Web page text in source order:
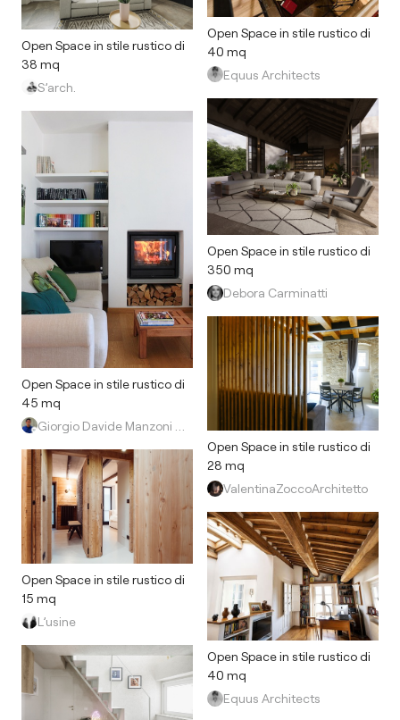
Open Space in stile rustico di
38 mq
S’arch.
Open Space in stile rustico di
45 mq
Open Space in stile rustico di
15 mq
L’usine
Open Space in stile rustico di
40 mq
Equus Architects
Open Space in stile rustico di
350 mq
Debora Carminatti
Open Space in stile rustico di
28 mq
ValentinaZoccoArchitetto
Open Space in stile rustico di
40 mq
Equus Architects